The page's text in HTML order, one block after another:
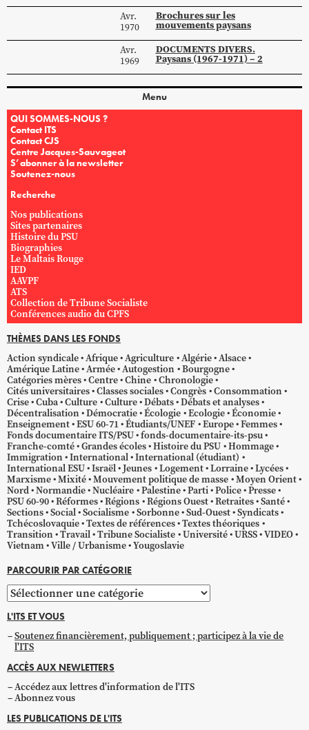
Avr.
1970
Brochures sur les
mouvements paysans
Avr.
1969
DOCUMENTS DIVERS.
Paysans (1967-1971) – 2
Menu
QUI SOMMES-NOUS ?
Contact ITS
Contact CJS
Centre Jacques-Sauvageot
S’abonner à la newsletter
Soutenez-nous
Recherche
Nos publications
Sites partenaires
Histoire du PSU
Biographies
Le Maltais Rouge
IED
AAVPF
ATS
Collection de Tribune Socialiste
Conférences audio du CPFS
THÈMES DANS LES FONDS
Action syndicale Afrique Agriculture Algérie Alsace
Amérique Latine Armée Autogestion
Bourgogne
Catégories mères Centre Chine Chronologie
Cités universitaires Classes sociales Congrès Consommation
Crise Cuba Culture Culture Débats Débats et analyses
Décentralisation Démocratie Écologie Ecologie Économie
Enseignement ESU 60-71 Étudiants/UNEF Europe Femmes
Fonds documentaire ITS/PSU fonds-documentaire-its-psu
Franche-comté Grandes écoles Histoire du PSU Hommage
Immigration International International (étudiant)
International ESU Israël Jeunes Logement Lorraine Lycées
Marxisme Mixité Mouvement politique de masse Moyen Orient
Nord Normandie Nucléaire Palestine Parti Police Presse
PSU 60-90 Réformes Régions Régions Ouest Retraites Santé
Sections Social Socialisme Sorbonne Sud-Ouest Syndicats
Tchécoslovaquie Textes de références Textes théoriques
Transition Travail Tribune Socialiste Université URSS VIDEO
Vietnam Ville / Urbanisme Yougoslavie
PARCOURIR PAR CATÉGORIE
Parcourir
par
catégorie
L'ITS ET VOUS
Soutenez financièrement, publiquement ; participez à la vie de
l'ITS
ACCÈS AUX NEWLETTERS
Accédez aux lettres d'information de l'ITS
Abonnez vous
LES PUBLICATIONS DE L'ITS